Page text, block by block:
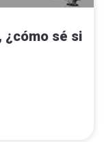
¿cómo sé si